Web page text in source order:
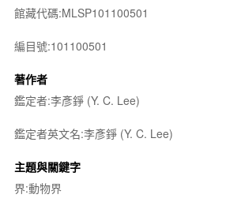
館藏代碼:MLSP101100501
編目號:101100501
著作者
鑑定者:李彥錚 (Y. C. Lee)
鑑定者英文名:李彥錚 (Y. C. Lee)
主題與關鍵字
界:動物界